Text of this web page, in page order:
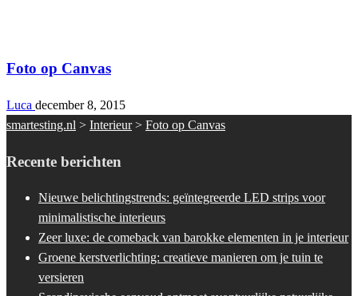
Foto op Canvas
Luca december 8, 2015
smartesting.nl > Interieur> Foto op Canvas
Recente berichten
Nieuwe belichtingstrends: geïntegreerde LED strips voor
minimalistische interieurs
Zeer luxe: de comeback van barokke elementen in je interieur
Groene kerstverlichting: creatieve manieren om je tuin te
versieren